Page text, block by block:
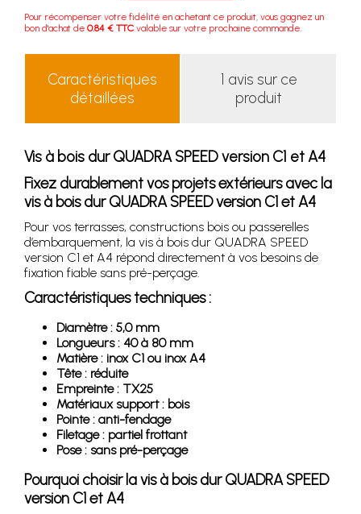
Pour récompenser votre fidélité en achetant ce produit, vous gagnez un
bon d'achat de 0.84 € TTC valable sur votre prochaine commande.
Caractéristiques
détaillées
1 avis sur ce
produit
Vis à bois dur QUADRA SPEED version C1 et A4
Fixez durablement vos projets extérieurs avec la
vis à bois dur QUADRA SPEED version C1 et A4
Pour vos terrasses, constructions bois ou passerelles
d’embarquement, la vis à bois dur QUADRA SPEED
version C1 et A4 répond directement à vos besoins de
fixation fiable sans pré-perçage.
Caractéristiques techniques :
Diamètre : 5,0 mm
Longueurs : 40 à 80 mm
Matière : inox C1 ou inox A4
Tête : réduite
Empreinte : TX25
Matériaux support : bois
Pointe : anti-fendage
Filetage : partiel frottant
Pose : sans pré-perçage
Pourquoi choisir la vis à bois dur QUADRA SPEED
version C1 et A4